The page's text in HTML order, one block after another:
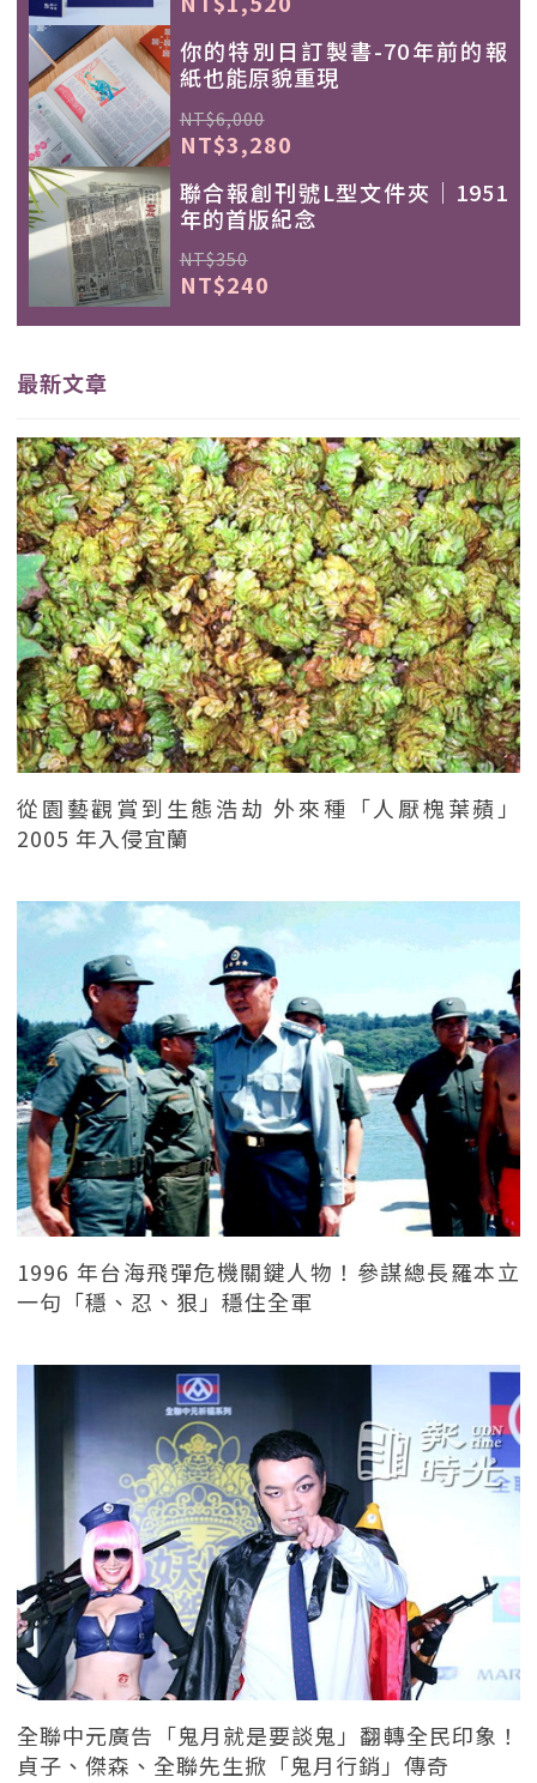
你的特別日訂製書-70年前的報
紙也能原貌重現
NT$6,000
NT$3,280
聯合報創刊號L型文件夾｜1951
年的首版紀念
NT$350
NT$240
最新文章
從園藝觀賞到生態浩劫 外來種「人厭槐葉蘋」
2005 年入侵宜蘭
1996 年台海飛彈危機關鍵人物！參謀總長羅本立
一句「穩、忍、狠」穩住全軍
全聯中元廣告「鬼月就是要談鬼」翻轉全民印象！
貞子、傑森、全聯先生掀「鬼月行銷」傳奇